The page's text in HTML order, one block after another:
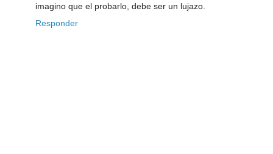
imagino que el probarlo, debe ser un lujazo.
Responder